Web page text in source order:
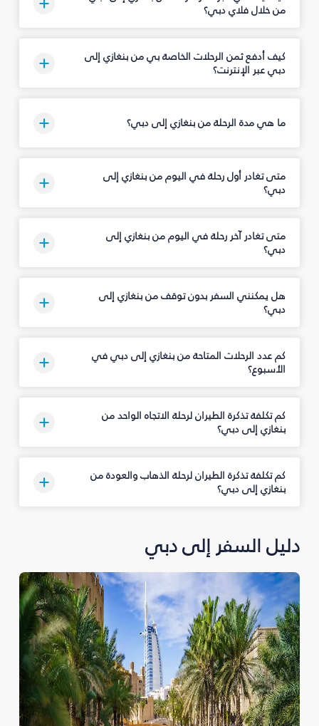
من خلال فلاي دبي؟
كيف أدفع ثمن الرحلات الخاصة بي من بنغازي إلى
دبي عبر الإنترنت؟
ما هي مدة الرحلة من بنغازي إلى دبي؟
متى تغادر أول رحلة في اليوم من بنغازي إلى
دبي؟
متى تغادر آخر رحلة في اليوم من بنغازي إلى
دبي؟
هل يمكنني السفر بدون توقف من بنغازي إلى
دبي؟
كم عدد الرحلات المتاحة من بنغازي إلى دبي في
الأسبوع؟
كم تكلفة تذكرة الطيران لرحلة الاتجاه الواحد من
بنغازي إلى دبي؟
كم تكلفة تذكرة الطيران لرحلة الذهاب والعودة من
بنغازي إلى دبي؟
دليل السفر إلى دبي